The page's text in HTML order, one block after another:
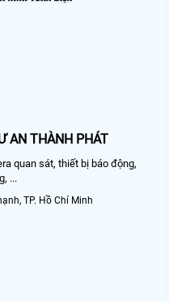
AN THÀNH PHÁT
quan sát, thiết bị báo động,
...
TP. Hồ Chí Minh